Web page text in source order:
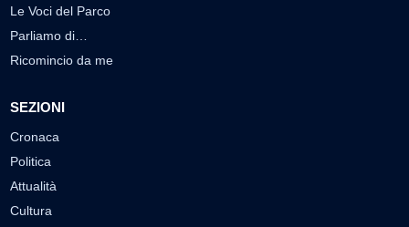
Le Voci del Parco
Parliamo di…
Ricomincio da me
SEZIONI
Cronaca
Politica
Attualità
Cultura